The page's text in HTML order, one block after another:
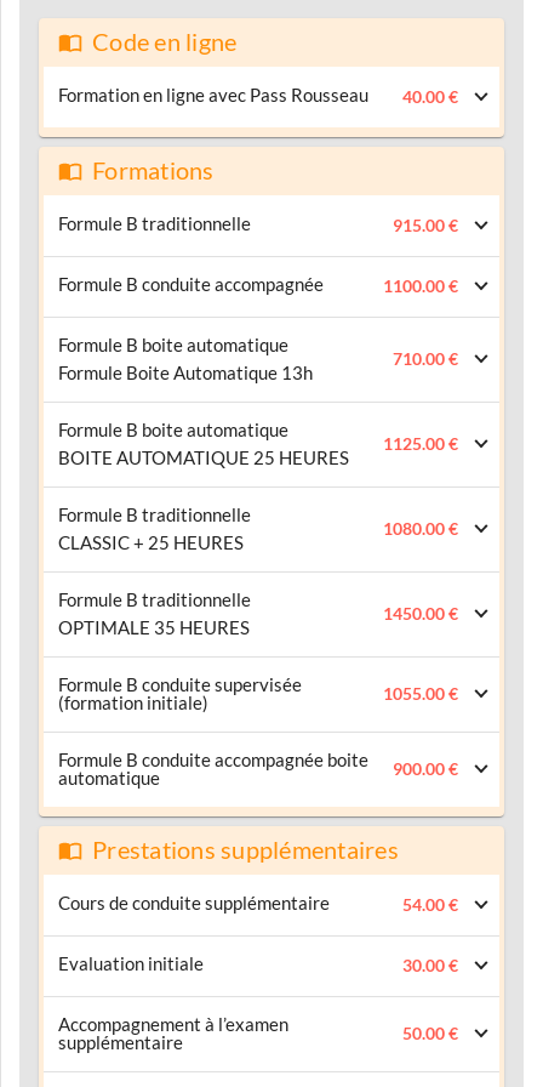
Code en ligne
Formation en ligne avec Pass Rousseau 40.00 €
Formations
Formule B traditionnelle 915.00 €
Formule B conduite accompagnée 1100.00 €
Formule B boite automatique
Formule Boite Automatique 13h
710.00 €
Formule B boite automatique
BOITE AUTOMATIQUE 25 HEURES
1125.00 €
Formule B traditionnelle
CLASSIC + 25 HEURES
1080.00 €
Formule B traditionnelle
OPTIMALE 35 HEURES
1450.00 €
Formule B conduite supervisée
(formation initiale)
1055.00 €
Formule B conduite accompagnée boite
automatique
900.00 €
Prestations supplémentaires
Cours de conduite supplémentaire 54.00 €
Evaluation initiale 30.00 €
Accompagnement à l’examen
supplémentaire
50.00 €